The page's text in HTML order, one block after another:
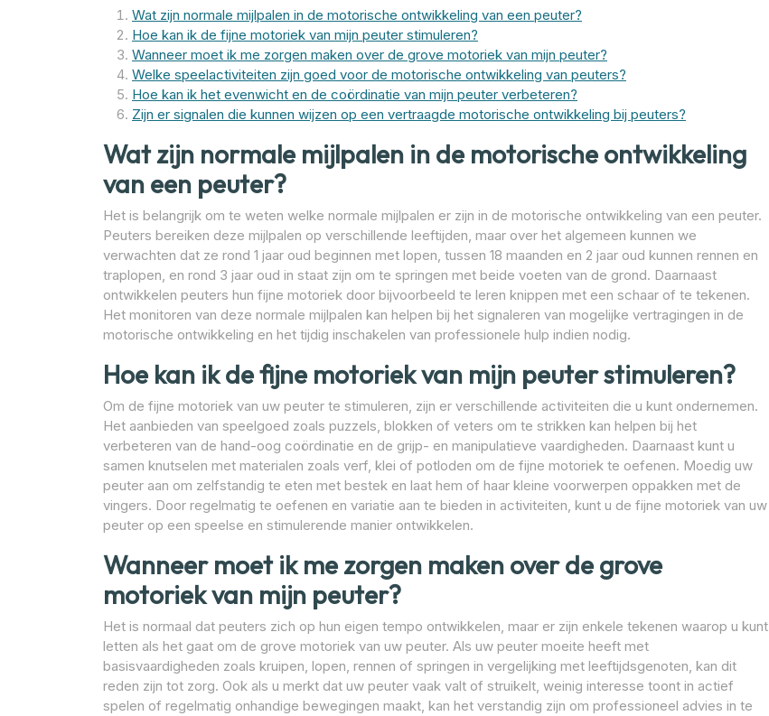
Wat zijn normale mijlpalen in de motorische ontwikkeling van een peuter?
Hoe kan ik de fijne motoriek van mijn peuter stimuleren?
Wanneer moet ik me zorgen maken over de grove motoriek van mijn peuter?
Welke speelactiviteiten zijn goed voor de motorische ontwikkeling van peuters?
Hoe kan ik het evenwicht en de coördinatie van mijn peuter verbeteren?
Zijn er signalen die kunnen wijzen op een vertraagde motorische ontwikkeling bij peuters?
Wat zijn normale mijlpalen in de motorische ontwikkeling
van een peuter?
Het is belangrijk om te weten welke normale mijlpalen er zijn in de motorische ontwikkeling van een peuter.
Peuters bereiken deze mijlpalen op verschillende leeftijden, maar over het algemeen kunnen we
verwachten dat ze rond 1 jaar oud beginnen met lopen, tussen 18 maanden en 2 jaar oud kunnen rennen en
traplopen, en rond 3 jaar oud in staat zijn om te springen met beide voeten van de grond. Daarnaast
ontwikkelen peuters hun fijne motoriek door bijvoorbeeld te leren knippen met een schaar of te tekenen.
Het monitoren van deze normale mijlpalen kan helpen bij het signaleren van mogelijke vertragingen in de
motorische ontwikkeling en het tijdig inschakelen van professionele hulp indien nodig.
Hoe kan ik de fijne motoriek van mijn peuter stimuleren?
Om de fijne motoriek van uw peuter te stimuleren, zijn er verschillende activiteiten die u kunt ondernemen.
Het aanbieden van speelgoed zoals puzzels, blokken of veters om te strikken kan helpen bij het
verbeteren van de hand-oog coördinatie en de grijp- en manipulatieve vaardigheden. Daarnaast kunt u
samen knutselen met materialen zoals verf, klei of potloden om de fijne motoriek te oefenen. Moedig uw
peuter aan om zelfstandig te eten met bestek en laat hem of haar kleine voorwerpen oppakken met de
vingers. Door regelmatig te oefenen en variatie aan te bieden in activiteiten, kunt u de fijne motoriek van uw
peuter op een speelse en stimulerende manier ontwikkelen.
Wanneer moet ik me zorgen maken over de grove
motoriek van mijn peuter?
Het is normaal dat peuters zich op hun eigen tempo ontwikkelen, maar er zijn enkele tekenen waarop u kunt
letten als het gaat om de grove motoriek van uw peuter. Als uw peuter moeite heeft met
basisvaardigheden zoals kruipen, lopen, rennen of springen in vergelijking met leeftijdsgenoten, kan dit
reden zijn tot zorg. Ook als u merkt dat uw peuter vaak valt of struikelt, weinig interesse toont in actief
spelen of regelmatig onhandige bewegingen maakt, kan het verstandig zijn om professioneel advies in te